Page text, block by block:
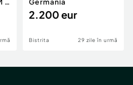
2.200 eur
Bistrita 29 zile în urmă